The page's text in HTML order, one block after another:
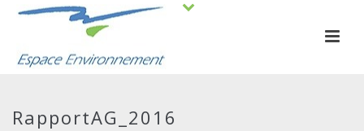
RapportAG_2016